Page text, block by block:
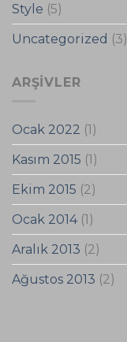
Style (5)
Uncategorized (3)
ARŞIVLER
Ocak 2022 (1)
Kasım 2015 (1)
Ekim 2015 (2)
Ocak 2014(1)
Aralık 2013 (2)
Ağustos 2013 (2)